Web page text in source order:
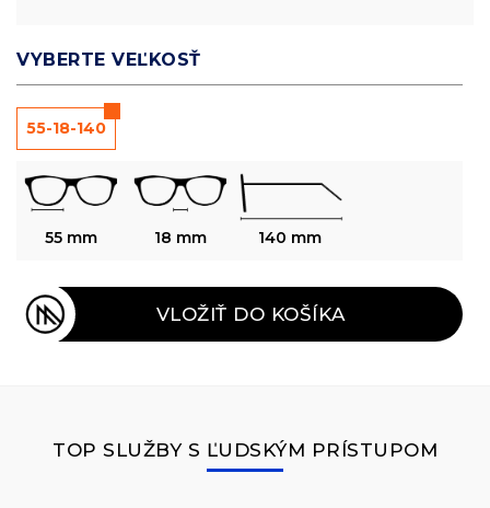
VYBERTE VEĽKOSŤ
55-18-140
55 mm 18 mm 140 mm
VLOŽIŤ DO KOŠÍKA
TOP SLUŽBY S ĽUDSKÝM PRÍSTUPOM